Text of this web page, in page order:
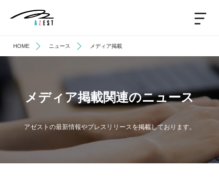
HOME ニュース メディア掲載
メディア掲載関連のニュース
アゼストの最新情報やプレスリリースを掲載しております。